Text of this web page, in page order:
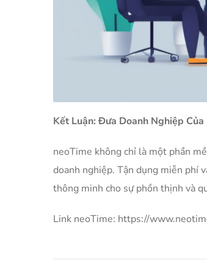
Kết Luận: Đưa Doanh Nghiệp
neoTime không chỉ là một phần
doanh nghiệp. Tận dụng miễn phí
thông minh cho sự phồn thịnh và
Link neoTime: https://